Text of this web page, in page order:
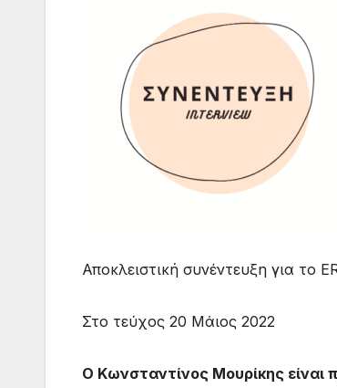
Αποκλειστική συνέντευξη για το
Στο τεύχος 20 Μάιος 2022
Ο Κωνσταντίνος Μουρίκης είναι